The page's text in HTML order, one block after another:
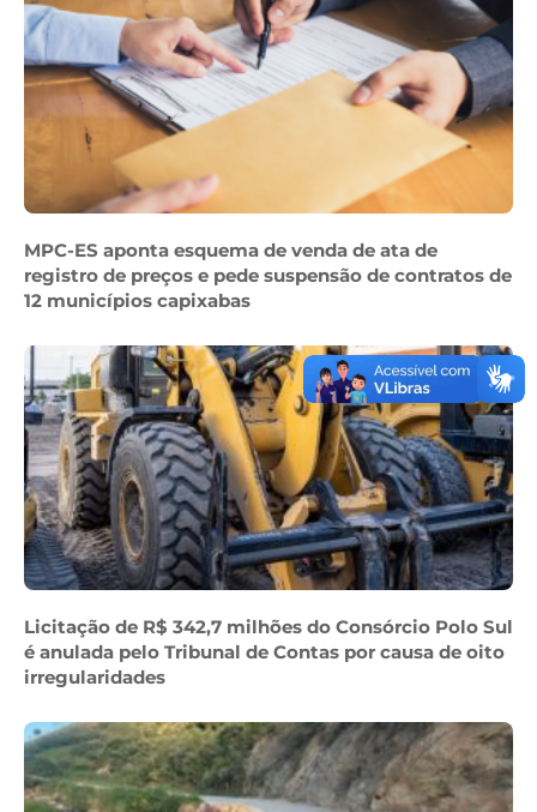
MPC-ES aponta esquema de venda de ata de
registro de preços e pede suspensão de contratos de
12 municípios capixabas
Licitação de R$ 342,7 milhões do Consórcio Polo Sul
é anulada pelo Tribunal de Contas por causa de oito
irregularidades